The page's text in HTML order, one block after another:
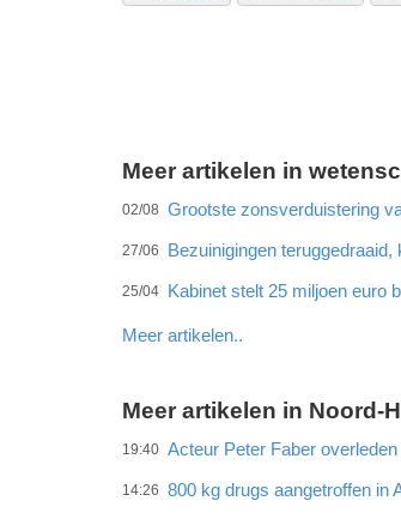
Meer artikelen in
02/08 Grootste zonsverduistering
27/06 Bezuinigingen
25/04 Kabinet stelt 25 miljoen euro
Meer artikelen..
Meer artikelen in Noord-
19:40 Acteur Peter Faber overleden
14:26 800 kg drugs aangetroffen in